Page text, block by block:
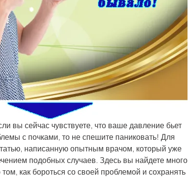
вы сейчас чувствуете, что ваше давление бьет
с почками, то не спешите паниковать! Для
написанную опытным врачом, который уже
подобных случаев. Здесь вы найдете много
как бороться со своей проблемой и сохранять